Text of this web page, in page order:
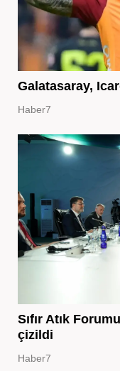
Galatasaray,
Haber7
Sıfır Atık
çizildi
Haber7